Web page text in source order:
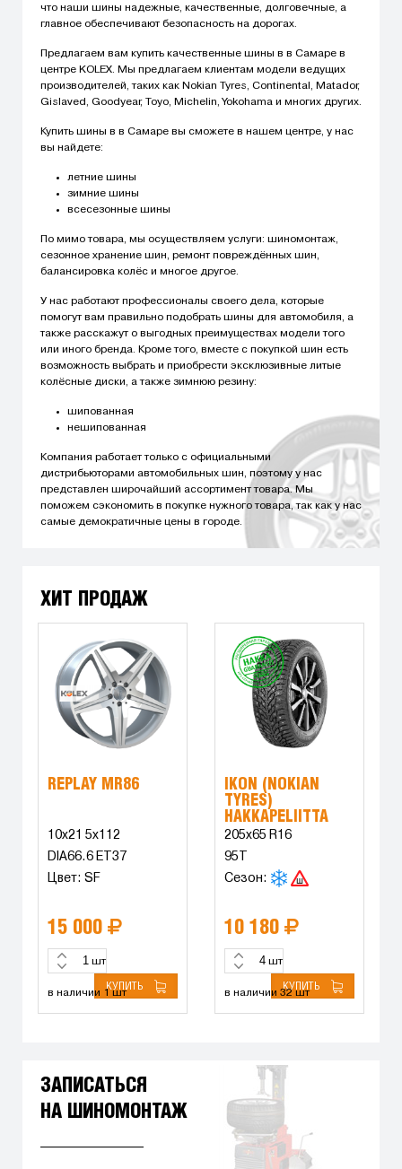
что наши шины надежные, качественные, долговечные, а
главное обеспечивают безопасность на дорогах.
Предлагаем вам купить качественные шины в в Самаре в
центре KOLEX. Мы предлагаем клиентам модели ведущих
производителей, таких как Nokian Tyres, Continental, Matador,
Gislaved, Goodyear, Toyo, Michelin, Yokohama и многих других.
Купить шины в в Самаре вы сможете в нашем центре, у нас
вы найдете:
летние шины
зимние шины
всесезонные шины
По мимо товара, мы осуществляем услуги: шиномонтаж,
сезонное хранение шин, ремонт повреждённых шин,
балансировка колёс и многое другое.
У нас работают профессионалы своего дела, которые
помогут вам правильно подобрать шины для автомобиля, а
также расскажут о выгодных преимуществах модели того
или иного бренда. Кроме того, вместе с покупкой шин есть
возможность выбрать и приобрести эксклюзивные литые
колёсные диски, а также зимнюю резину:
шипованная
нешипованная
Компания работает только с официальными
дистрибьюторами автомобильных шин, поэтому у нас
представлен широчайший ассортимент товара. Мы
поможем сэкономить в покупке нужного товара, так как у нас
самые демократичные цены в городе.
ХИТ ПРОДАЖ
REPLAY MR86
10x21 5x112
DIA66.6 ET37
Цвет: SF
15 000
шт
КУПИТЬ
в наличии 1 шт
IKON (NOKIAN
TYRES)
HAKKAPELIITTA
9XL
205x65 R16
95T
Сезон:
10 180
шт
КУПИТЬ
в наличии 32 шт
ЗАПИСАТЬСЯ
НА ШИНОМОНТАЖ